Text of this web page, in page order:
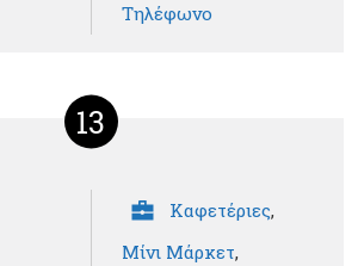
Τηλέφωνο
13
Καφετέριες,
Μίνι Μάρκετ,